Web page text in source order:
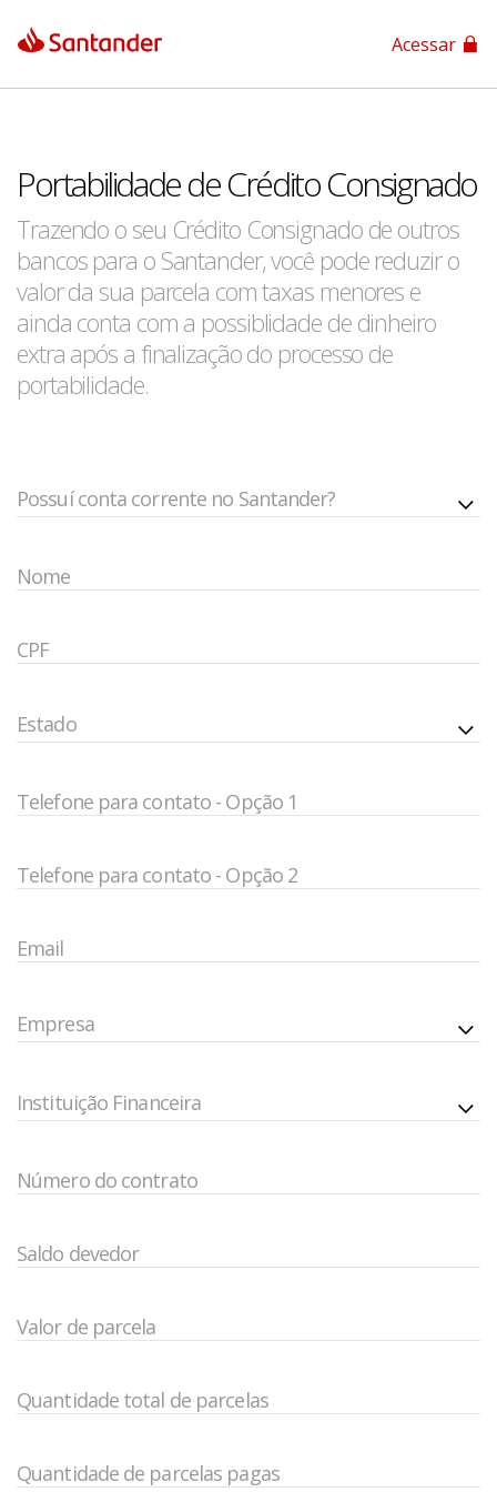
App Santander Acessar
Portabilidade de Crédito Consignado
Trazendo o seu Crédito Consignado de outros
bancos para o Santander, você pode reduzir o
valor da sua parcela com taxas menores e
ainda conta com a possiblidade de dinheiro
extra após a finalização do processo de
portabilidade.
Possuí conta corrente no Santander?
Nome
CPF
Estado
Telefone para contato - Opção 1
Telefone para contato - Opção 2
Email
Empresa
Instituição Financeira
Número do contrato
Saldo devedor
Valor de parcela
Quantidade total de parcelas
Quantidade de parcelas pagas